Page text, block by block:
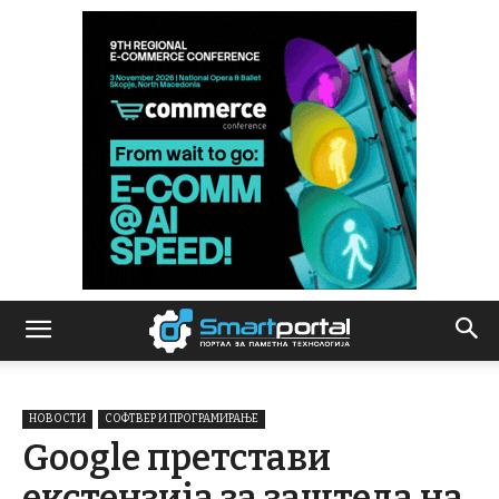
НОВОСТИ СОФТВЕР И ПРОГРАМИРАЊЕ
Google претстави